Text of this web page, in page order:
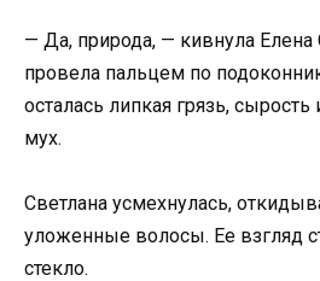
— Да, природа, — кивнула Елена
провела пальцем по
осталась липкая грязь,
мух.
Светлана усмехнулась,
уложенные волосы. Ее взгляд
стекло.